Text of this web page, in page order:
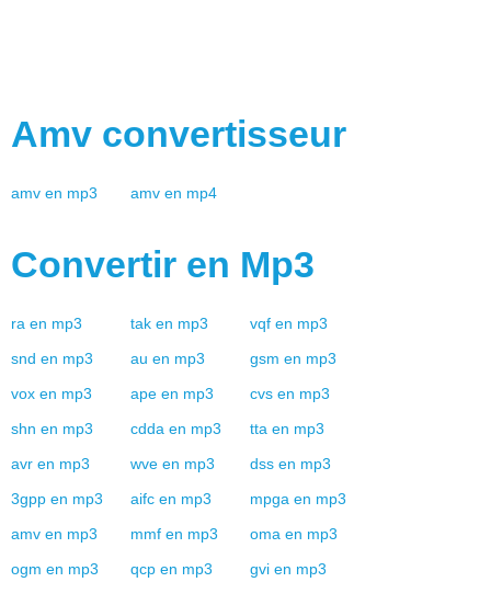
Amv convertisseur
amv en mp3 amv en mp4
Convertir en Mp3
ra en mp3 tak en mp3 vqf en mp3
snd en mp3 au en mp3 gsm en mp3
vox en mp3 ape en mp3 cvs en mp3
shn en mp3 cdda en mp3 tta en mp3
avr en mp3 wve en mp3 dss en mp3
3gpp en mp3 aifc en mp3 mpga en mp3
amv en mp3 mmf en mp3 oma en mp3
ogm en mp3 qcp en mp3 gvi en mp3